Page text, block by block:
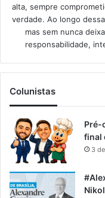
alta, sempre
verdade. Ao longo
mas sem nunca
responsabilidade,
Colunistas
Pré-
final
3